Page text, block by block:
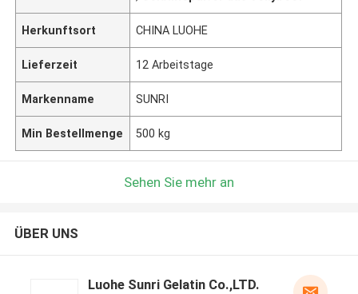
Herkunftsort CHINA LUOHE
Lieferzeit 12 Arbeitstage
Markenname SUNRI
Min Bestellmenge 500 kg
Sehen Sie mehr an
ÜBER UNS
Luohe Sunri Gelatin Co.,LTD.